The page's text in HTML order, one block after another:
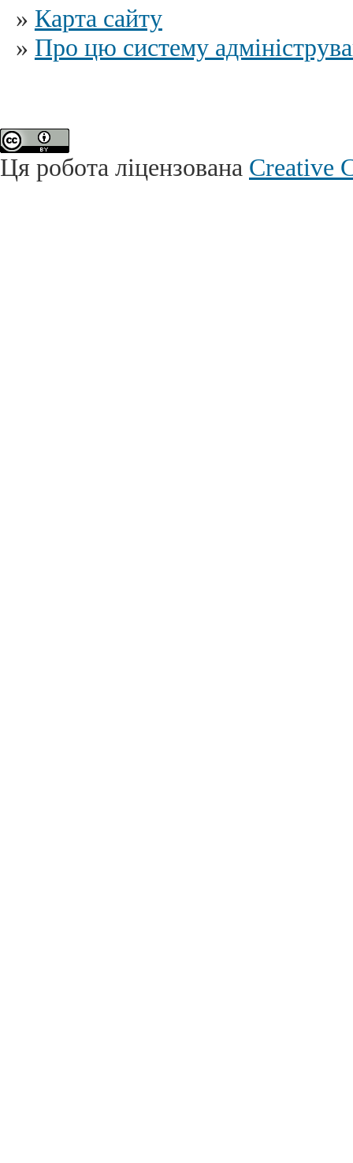
» Карта сайту
» Про цю систему
Ця робота ліцензована Creative